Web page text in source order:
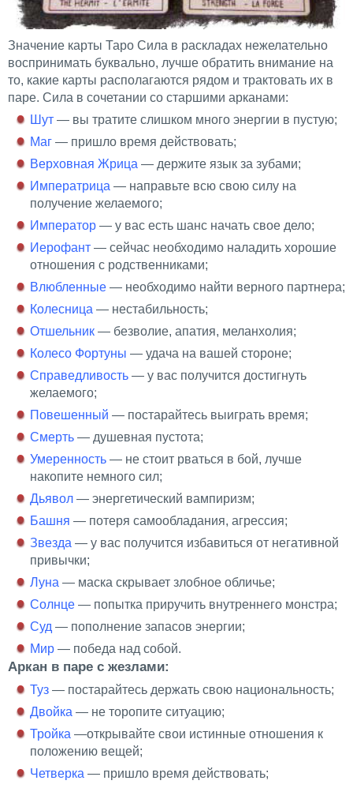
Значение карты Таро Сила в раскладах нежелательно
воспринимать буквально, лучше обратить внимание на
то, какие карты располагаются рядом и трактовать их в
паре. Сила в сочетании со старшими арканами:
Шут — вы тратите слишком много энергии в пустую;
Maг — пришло время действовать;
Верховная Жрица — держите язык за зубами;
Императрица — направьте всю свою силу на
получение желаемого;
Император — у вас есть шанс начать свое дело;
Иерофант — сейчас необходимо наладить хорошие
отношения с родственниками;
Влюбленные — необходимо найти верного партнера;
Колесница — нестабильность;
Отшельник — безволие, апатия, меланхолия;
Колесо Фортуны — удача на вашей стороне;
Справедливость — у вас получится достигнуть
желаемого;
Повешенный — постарайтесь выиграть время;
Смерть — душевная пустота;
Умеренность — не стоит рваться в бой, лучше
накопите немного сил;
Дьявол — энергетический вампиризм;
Башня — потеря самообладания, агрессия;
Звезда — у вас получится избавиться от негативной
привычки;
Луна — маска скрывает злобное обличье;
Солнце — попытка приручить внутреннего монстра;
Суд — пополнение запасов энергии;
Мир — победа над собой.
Аркан в паре с жезлами:
Туз — постарайтесь держать свою национальность;
Двойка — не торопите ситуацию;
Тройка —открывайте свои истинные отношения к
положению вещей;
Четверка — пришло время действовать;